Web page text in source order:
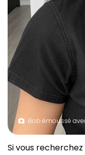
Bob émoussé
Si vous